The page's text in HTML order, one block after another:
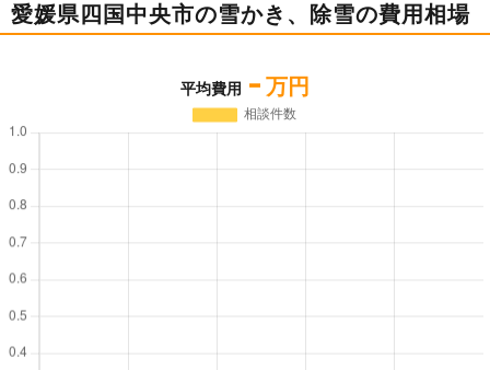
愛媛県四国中央市の雪かき、除雪の費用相場
平均費用 - 万円